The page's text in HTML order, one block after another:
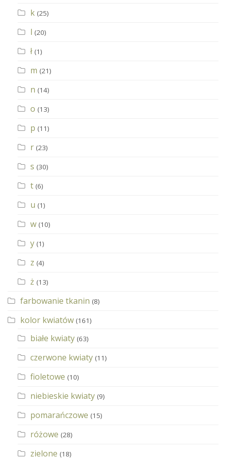
k (25)
l (20)
ł (1)
m (21)
n (14)
o (13)
p (11)
r (23)
s (30)
t (6)
u (1)
w (10)
y (1)
z (4)
ż (13)
farbowanie tkanin (8)
kolor kwiatów (161)
białe kwiaty (63)
czerwone kwiaty (11)
fioletowe (10)
niebieskie kwiaty (9)
pomarańczowe (15)
różowe (28)
zielone (18)